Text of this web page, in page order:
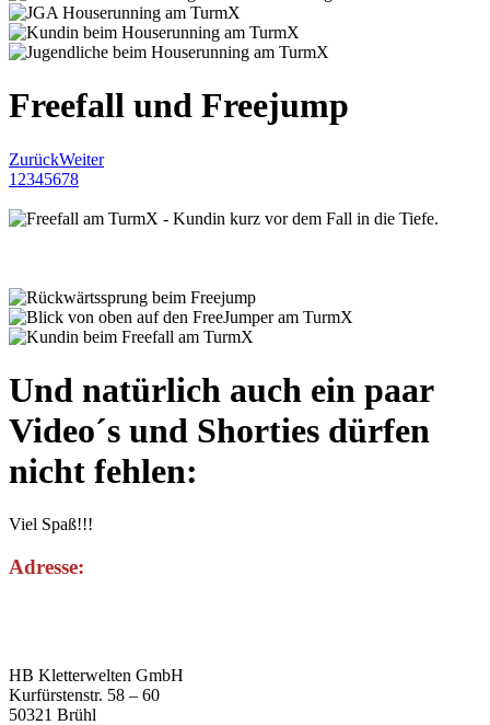
Freefall und Freejump
ZurückWeiter
1 2345678
Und natürlich auch ein paar
Video´s und Shorties dürfen
nicht fehlen:
Viel Spaß!!!
Adresse:
HB Kletterwelten GmbH
Kurfürstenstr. 58 – 60
50321 Brühl